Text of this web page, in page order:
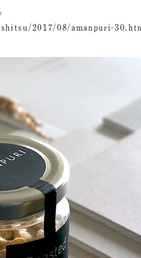
2017/08/amanpuri-